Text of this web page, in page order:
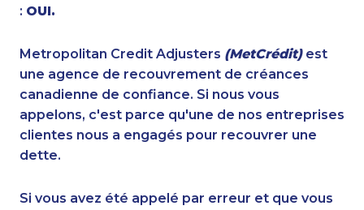
: OUI.
Metropolitan Credit Adjusters (MetCrédit)est
une agence de recouvrement de créances
canadienne de confiance. Si nous vous
appelons, c'est parce qu'une de nos entreprises
clientes nous a engagés pour recouvrer une
dette.
Si vous avez été appelé par erreur et que vous